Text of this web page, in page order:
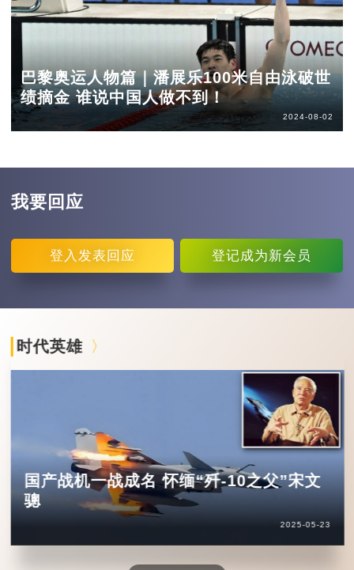
巴黎奥运人物篇｜潘展乐100米自由泳破世
绩摘金 谁说中国人做不到！
2024-08-02
我要回应
登入 发表回应 登记成为新会员
时代英雄
国产战机一战成名 怀缅“歼-10之父”宋文
骢
2025-05-23